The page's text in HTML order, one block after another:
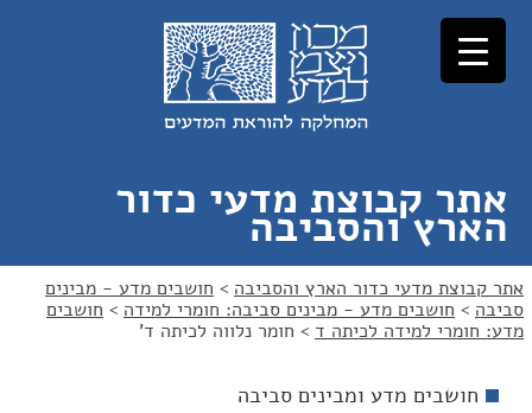
לתוכן
לניווט
אתר קבוצת מדעי כדור
הארץ והסביבה
אתר קבוצת מדעי כדור הארץ והסביבה > חושבים מדע - מבינים
סביבה > חושבים מדע - מבינים סביבה: חומרי למידה > חושבים
מדע: חומרי למידה לכיתה ד > חומר נלווה לכיתה ד'
חושבים מדע ומבינים סביבה